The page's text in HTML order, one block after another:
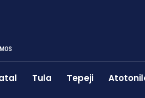
Tula Tepeji